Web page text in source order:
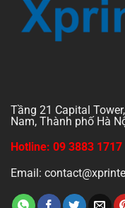
Tầng 21 Capital
Nam, Thành phố Hà
Hotline: 09 3883 1717
Email: